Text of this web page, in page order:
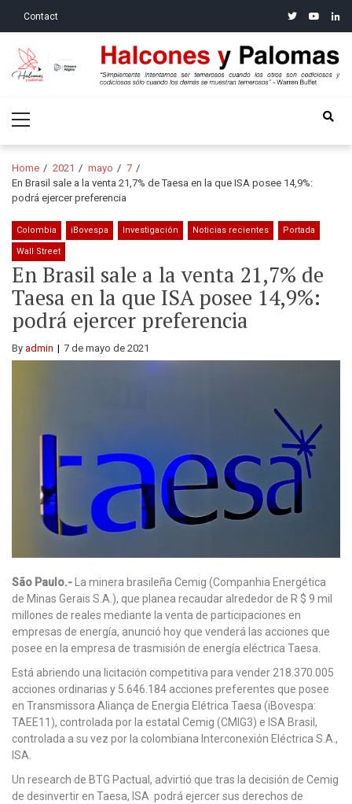
Contact twitteryoutube
Halcones y Palomas
Menu
Home 2021 mayo
7
En Brasil sale a la venta 21,7% de Taesa en la que ISA posee 14,9%:
podrá ejercer preferencia
Colombia iBovespa Investigación Noticias recientes Portada
Wall Street
En Brasil sale a la venta 21,7% de
Taesa en la que ISA posee 14,9%:
podrá ejercer preferencia
By admin 7 de mayo de 2021
São Paulo.- La minera brasileña Cemig (Companhia Energética
de Minas Gerais S.A.), que planea recaudar alrededor de R $ 9 mil
millones de reales mediante la venta de participaciones en
empresas de energía, anunció hoy que venderá las acciones que
posee en la empresa de trasmisión de energía eléctrica Taesa.
Está abriendo una licitación competitiva para vender 218.370.005
acciones ordinarias y 5.646.184 acciones preferentes que posee
en Transmissora Aliança de Energia Elétrica Taesa (iBovespa:
TAEE11), controlada por la estatal Cemig (CMIG3) e ISA Brasil,
controlada a su vez por la colombiana Interconexión Eléctrica S.A.,
ISA.
Un research de BTG Pactual, advirtió que tras la decisión de Cemig
de desinvertir en Taesa, ISA podrá ejercer sus derechos de